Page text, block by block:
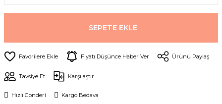
SEPETE EKLE
Fiyatı Düşünce Haber Ver Ürünü Paylaş
Tavsiye Et Karşılaştır
Hızlı Gönderi Kargo Bedava